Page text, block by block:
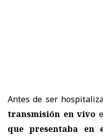
Antes de ser
transmisión en vivo
que presentaba en